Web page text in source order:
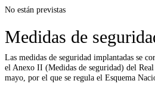
No están previstas
Medidas de
Las medidas de seguridad implantadas se
el Anexo II (Medidas de seguridad) del
mayo, por el que se regula el Esquema